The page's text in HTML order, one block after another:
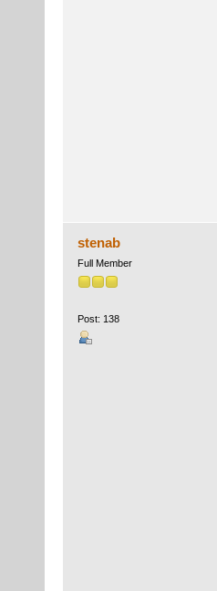
stenab
Full Member
Post: 138